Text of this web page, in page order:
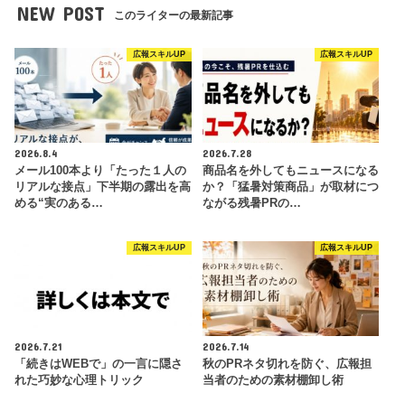
NEW POST このライターの最新記事
広報スキルUP
2026.8.4
メール100本より「たった１人の
リアルな接点」下半期の露出を高
める“実のある…
広報スキルUP
2026.7.28
商品名を外してもニュースになる
か？「猛暑対策商品」が取材につ
ながる残暑PRの…
広報スキルUP
2026.7.21
「続きはWEBで」の一言に隠さ
れた巧妙な心理トリック
広報スキルUP
2026.7.14
秋のPRネタ切れを防ぐ、広報担
当者のための素材棚卸し術